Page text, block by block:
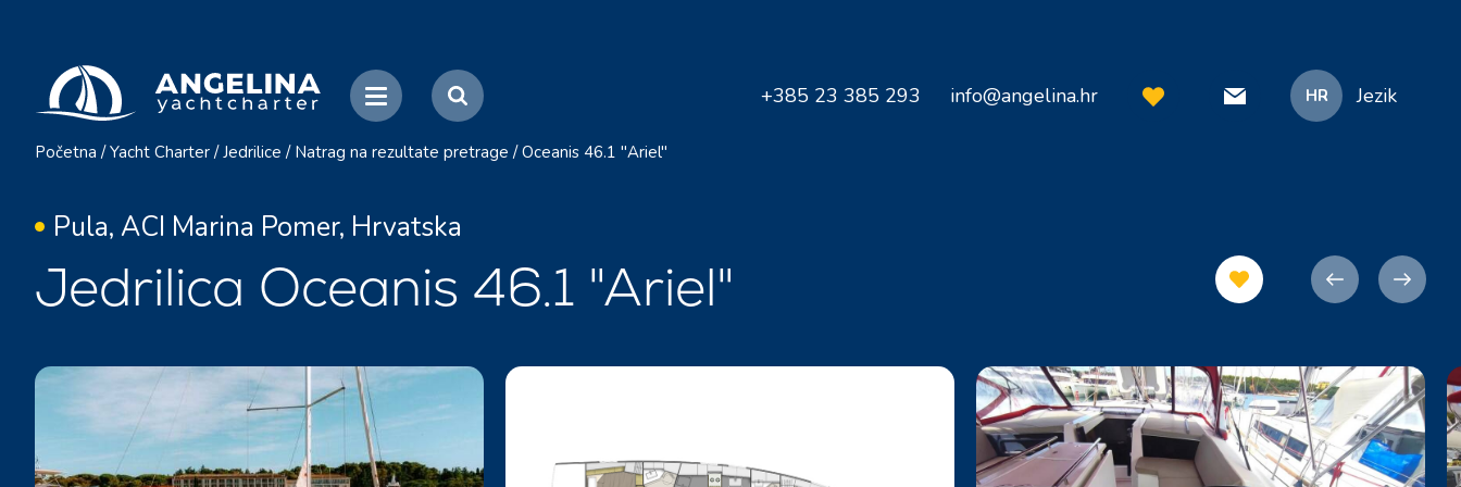
+385 23 385 293 info@angelina.hr HR Jezik
Početna / Yacht Charter / Jedrilice / Natrag na rezultate pretrage / Oceanis 46.1 "Ariel"
Pula, ACI Marina Pomer, Hrvatska
Jedrilica Oceanis 46.1 "Ariel"